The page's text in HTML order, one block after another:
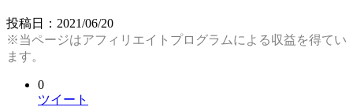
投稿日： 2021/06/20
※当ページはアフィリエイトプログラムによる収益を得てい
ます。
0
ツイート